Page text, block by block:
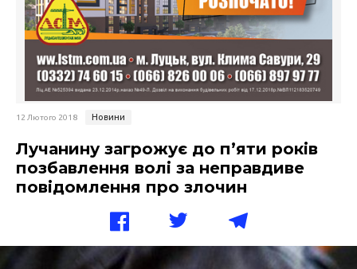
12 Лютого 2018 Новини
Лучанину загрожує до п’яти років
позбавлення волі за неправдиве
повідомлення про злочин